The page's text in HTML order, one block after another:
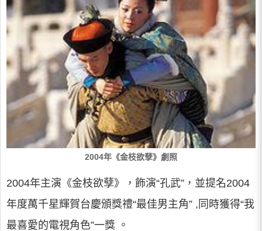
2004年《金枝欲孽》劇照
2004年主演《金枝欲孽》，飾演“孔武”，並提名2004
年度萬千星輝賀台慶頒獎禮“最佳男主角” ,同時獲得“我
最喜愛的電視角色”一獎 。